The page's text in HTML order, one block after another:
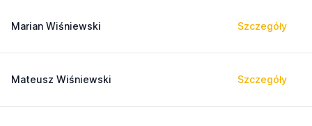
Marian Wiśniewski Szczegóły
Mateusz Wiśniewski Szczegóły